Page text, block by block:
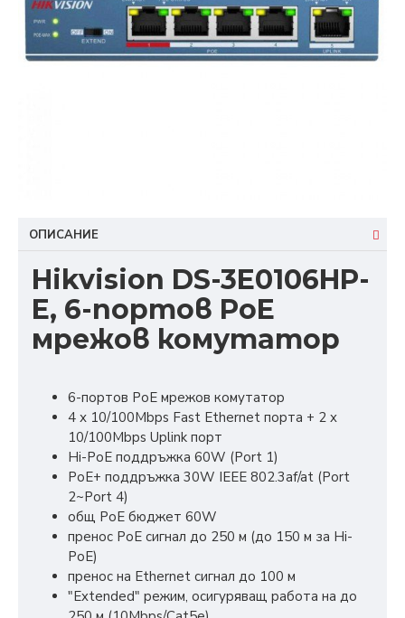
ОПИСАНИЕ
Hikvision DS-3E0106HP-
E, 6-портов PoE
мрежов комутатор
6-портов PoE мрежов комутатор
4 х 10/100Mbps Fast Ethernet порта + 2 x
10/100Mbps Uplink порт
Hi-PoE поддръжка 60W (Port 1)
PoE+ поддръжка 30W IEEE 802.3af/at (Port
2~Port 4)
общ PoE бюджет 60W
пренос PoE сигнал до 250 м (до 150 м за Hi-
PoE)
пренос на Ethernet сигнал до 100 м
"Extended" режим, осигуряващ работа на до